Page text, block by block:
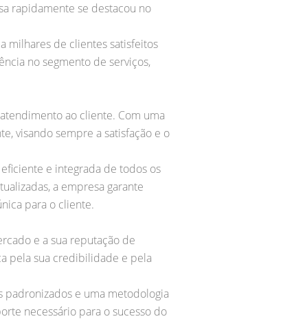
rapidamente se destacou no
milhares de clientes satisfeitos
no segmento de serviços,
ao cliente. Com uma
visando sempre a satisfação e o
e integrada de todos os
a empresa garante
para o cliente.
e a sua reputação de
pela sua credibilidade e pela
padronizados e uma metodologia
necessário para o sucesso do